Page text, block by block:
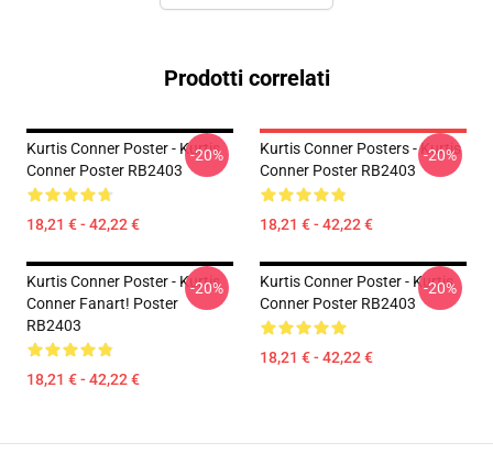
Prodotti correlati
Kurtis Conner Poster - Kurtis
Conner Poster RB2403
18,21 € - 42,22 €
-20%
Kurtis Conner Posters - Kurtis
Conner Poster RB2403
18,21 € - 42,22 €
-20%
Kurtis Conner Poster - Kurtis
Conner Fanart! Poster
RB2403
18,21 € - 42,22 €
-20%
Kurtis Conner Poster - Kurtis
Conner Poster RB2403
18,21 € - 42,22 €
-20%